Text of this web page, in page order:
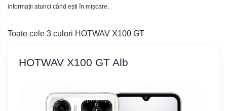
informații atunci când ești în mișcare.
Toate cele 3 culori HOTWAV X100 GT
HOTWAV X100 GT Alb